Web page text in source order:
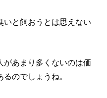
いと飼おうとは思えない
があまり多くないのは価
のでしょうね。